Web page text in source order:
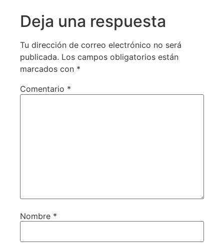
Deja una respuesta
Tu dirección de correo electrónico no será
publicada. Los campos obligatorios están
marcados con *
Comentario *
Nombre *